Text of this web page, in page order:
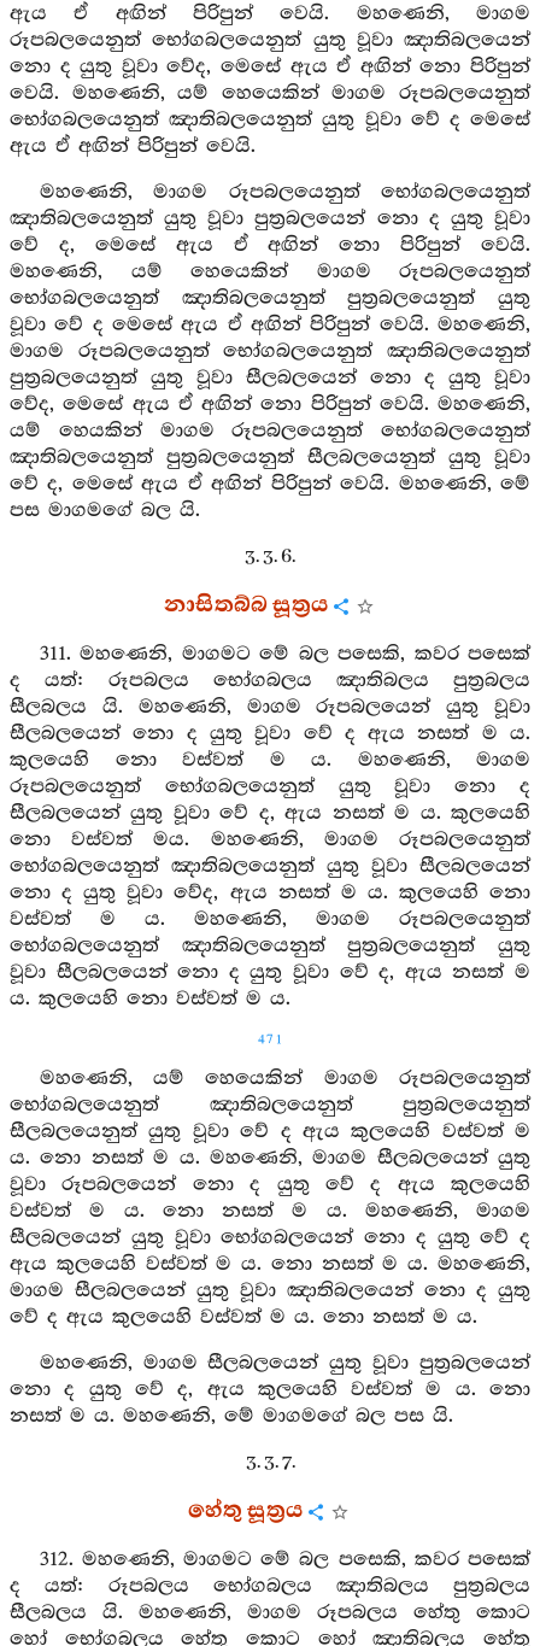
ඇය ඒ අඟින් පිරිපුන් වෙයි. මහණෙනි, මාගම
රූපබලයෙනුත් භෝගබලයෙනුත් යුතු වූවා ඤාතිබලයෙන්
නො ද යුතු වූවා වේද, මෙසේ ඇය ඒ අඟින් නො පිරිපුන්
වෙයි. මහණෙනි, යම් හෙයෙකින් මාගම රූපබලයෙනුත්
භෝගබලයෙනුත් ඤාතිබලයෙනුත් යුතු වූවා වේ ද මෙසේ
ඇය ඒ අඟින් පිරිපුන් වෙයි.
මහණෙනි, මාගම රූපබලයෙනුත් භෝගබලයෙනුත්
ඤාතිබලයෙනුත් යුතු වූවා පුත්‍රබලයෙන් නො ද යුතු වූවා
වේ ද, මෙසේ ඇය ඒ අඟින් නො පිරිපුන් වෙයි.
මහණෙනි, යම් හෙයෙකින් මාගම රූපබලයෙනුත්
භෝගබලයෙනුත් ඤාතිබලයෙනුත් පුත්‍රබලයෙනුත් යුතු
වූවා වේ ද මෙසේ ඇය ඒ අඟින් පිරිපුන් වෙයි. මහණෙනි,
මාගම රූපබලයෙනුත් භෝගබලයෙනුත් ඤාතිබලයෙනුත්
පුත්‍රබලයෙනුත් යුතු වූවා සීලබලයෙන් නො ද යුතු වූවා
වේද, මෙසේ ඇය ඒ අඟින් නො පිරිපුන් වෙයි. මහණෙනි,
යම් හෙයකින් මාගම රූපබලයෙනුත් භෝගබලයෙනුත්
ඤාතිබලයෙනුත් පුත්‍රබලයෙනුත් සීලබලයෙනුත් යුතු වූවා
වේ ද, මෙසේ ඇය ඒ අඟින් පිරිපුන් වෙයි. මහණෙනි, මේ
පස මාගමගේ බල යි.
3. 3. 6.
නාසිතබ්බ සූත්‍රය
311. මහණෙනි, මාගමට මේ බල පසෙකි, කවර පසෙක්
ද යත්: රූපබලය භෝගබලය ඤාතිබලය පුත්‍රබලය
සීලබලය යි. මහණෙනි, මාගම රූපබලයෙන් යුතු වූවා
සීලබලයෙන් නො ද යුතු වූවා වේ ද ඇය නසත් ම ය.
කුලයෙහි නො වස්වත් ම ය. මහණෙනි, මාගම
රූපබලයෙනුත් භෝගබලයෙනුත් යුතු වූවා නො ද
සීලබලයෙන් යුතු වූවා වේ ද, ඇය නසත් ම ය. කුලයෙහි
නො වස්වත් මය. මහණෙනි, මාගම රූපබලයෙනුත්
භෝගබලයෙනුත් ඤාතිබලයෙනුත් යුතු වූවා සීලබලයෙන්
නො ද යුතු වූවා වේද, ඇය නසත් ම ය. කුලයෙහි නො
වස්වත් ම ය. මහණෙනි, මාගම රූපබලයෙනුත්
භෝගබලයෙනුත් ඤාතිබලයෙනුත් පුත්‍රබලයෙනුත් යුතු
වූවා සීලබලයෙන් නො ද යුතු වූවා වේ ද, ඇය නසත් ම
ය. කුලයෙහි නො වස්වත් ම ය.
471
මහණෙනි, යම් හෙයෙකින් මාගම රූපබලයෙනුත්
භෝගබලයෙනුත් ඤාතිබලයෙනුත් පුත්‍රබලයෙනුත්
සීලබලයෙනුත් යුතු වූවා වේ ද ඇය කුලයෙහි වස්වත් ම
ය. නො නසත් ම ය. මහණෙනි, මාගම සීලබලයෙන් යුතු
වූවා රූපබලයෙන් නො ද යුතු වේ ද ඇය කුලයෙහි
වස්වත් ම ය. නො නසත් ම ය. මහණෙනි, මාගම
සීලබලයෙන් යුතු වූවා භෝගබලයෙන් නො ද යුතු වේ ද
ඇය කුලයෙහි වස්වත් ම ය. නො නසත් ම ය. මහණෙනි,
මාගම සීලබලයෙන් යුතු වූවා ඤාතිබලයෙන් නො ද යුතු
වේ ද ඇය කුලයෙහි වස්වත් ම ය. නො නසත් ම ය.
මහණෙනි, මාගම සීලබලයෙන් යුතු වූවා පුත්‍රබලයෙන්
නො ද යුතු වේ ද, ඇය කුලයෙහි වස්වත් ම ය. නො
නසත් ම ය. මහණෙනි, මේ මාගමගේ බල පස යි.
3. 3. 7.
හේතු සූත්‍රය
312. මහණෙනි, මාගමට මේ බල පසෙකි, කවර පසෙක්
ද යත්: රූපබලය භෝගබලය ඤාතිබලය පුත්‍රබලය
සීලබලය යි. මහණෙනි, මාගම රූපබලය හේතු කොට
හෝ භෝගබලය හේතු කොට හෝ ඤාතිබලය හේතු